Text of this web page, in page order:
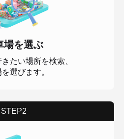
場を選ぶ
たい場所を検索、
選びます。
STEP2